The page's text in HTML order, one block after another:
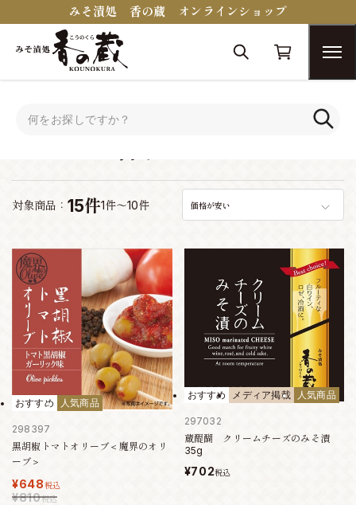
みそ漬処 香の蔵 オンラインショップ
対象商品： 15件1件～10件 価格が安い
おすすめ 人気商品
298397
黒胡椒トマトオリーブ＜魔界のオリ
ーブ＞
¥648税込
¥810税込
おすすめ メディア掲載 人気商品
297032
蔵醍醐 クリームチーズのみそ漬
35g
¥702税込